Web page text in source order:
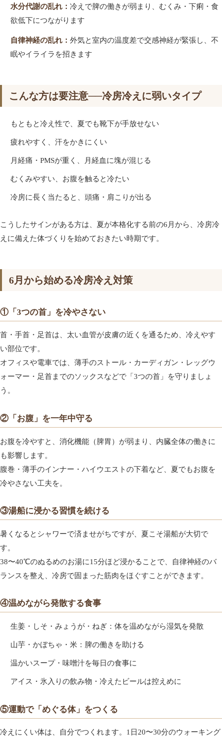
水分代謝の乱れ： 冷えで脾の働きが弱まり、むくみ・下痢・食
欲低下につながります
自律神経の乱れ： 外気と室内の温度差で交感神経が緊張し、不
眠やイライラを招きます
こんな方は要注意──冷房冷えに弱いタイプ
もともと冷え性で、夏でも靴下が手放せない
疲れやすく、汗をかきにくい
月経痛・PMSが重く、月経血に塊が混じる
むくみやすい、お腹を触ると冷たい
冷房に長く当たると、頭痛・肩こりが出る
こうしたサインがある方は、夏が本格化する前の6月から、冷房冷
えに備えた体づくりを始めておきたい時期です。
6月から始める冷房冷え対策
①「3つの首」を冷やさない
首・手首・足首は、太い血管が皮膚の近くを通るため、冷えやす
い部位です。
オフィスや電車では、薄手のストール・カーディガン・レッグウ
ォーマー・足首までのソックスなどで「3つの首」を守りましょ
う。
②「お腹」を一年中守る
お腹を冷やすと、消化機能（脾胃）が弱まり、内臓全体の働きに
も影響します。
腹巻・薄手のインナー・ハイウエストの下着など、夏でもお腹を
冷やさない工夫を。
③湯船に浸かる習慣を続ける
暑くなるとシャワーで済ませがちですが、夏こそ湯船が大切で
す。
38〜40℃のぬるめのお湯に15分ほど浸かることで、自律神経のバ
ランスを整え、冷房で固まった筋肉をほぐすことができます。
④温めながら発散する食事
生姜・しそ・みょうが・ねぎ：体を温めながら湿気を発散
山芋・かぼちゃ・米：脾の働きを助ける
温かいスープ・味噌汁を毎日の食事に
アイス・氷入りの飲み物・冷えたビールは控えめに
⑤運動で「めぐる体」をつくる
冷えにくい体は、自分でつくれます。1日20〜30分のウォーキング